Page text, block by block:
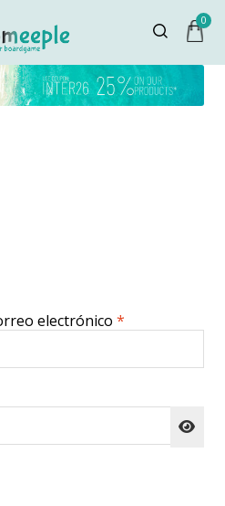
0
electrónico *Obligatorio